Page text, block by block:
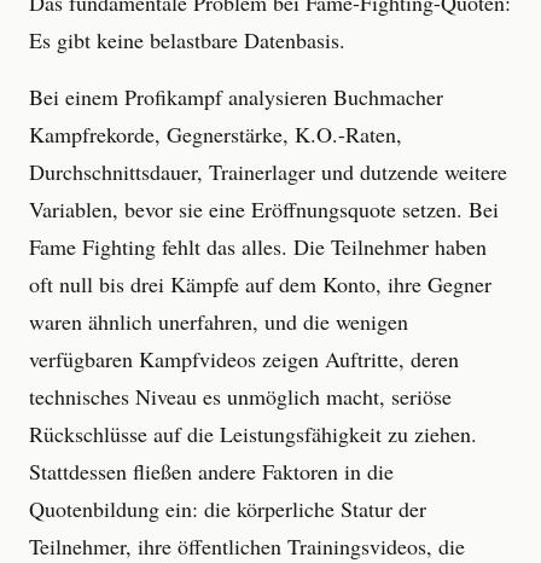
Es gibt keine belastbare Datenbasis.
Bei einem Profikampf analysieren Buchmacher
Kampfrekorde, Gegnerstärke, K.O.-Raten,
Durchschnittsdauer, Trainerlager und dutzende weitere
Variablen, bevor sie eine Eröffnungsquote setzen. Bei
Fame Fighting fehlt das alles. Die Teilnehmer haben
oft null bis drei Kämpfe auf dem Konto, ihre Gegner
waren ähnlich unerfahren, und die wenigen
verfügbaren Kampfvideos zeigen Auftritte, deren
technisches Niveau es unmöglich macht, seriöse
Rückschlüsse auf die Leistungsfähigkeit zu ziehen.
Stattdessen fließen andere Faktoren in die
Quotenbildung ein: die körperliche Statur der
Teilnehmer, ihre öffentlichen Trainingsvideos, die